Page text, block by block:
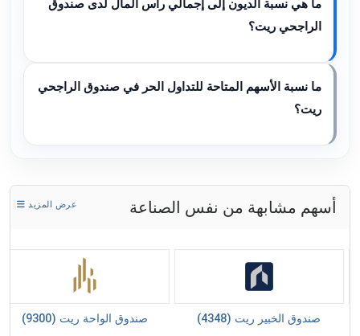
ما هي نسبة الديون إلى إجمالي رأس المال لدى صندوق
الراجحي ريت؟
ما نسبة الأسهم المتاحة للتداول الحر في صندوق الراجحي
ريت؟
أسهم مشابهة من نفس الصناعة عرض المزيد
صندوق الخبير ريت (4348) صندوق الواحة ريت (9300)